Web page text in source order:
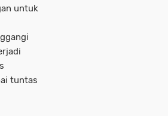
untuk
tuntas